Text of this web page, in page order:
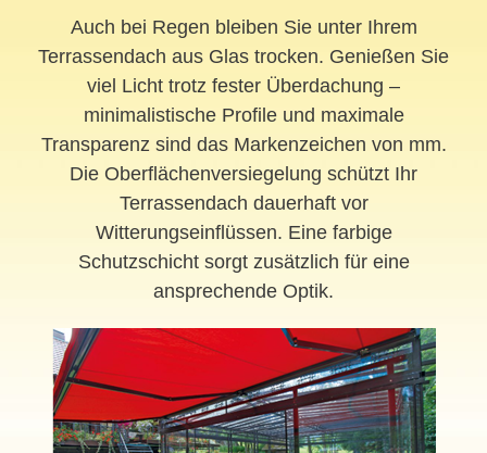
Auch bei Regen bleiben Sie unter Ihrem
Terrassendach aus Glas trocken. Genießen Sie
viel Licht trotz fester Überdachung –
minimalistische Profile und maximale
Transparenz sind das Markenzeichen von mm.
Die Oberflächenversiegelung schützt Ihr
Terrassendach dauerhaft vor
Witterungseinflüssen. Eine farbige
Schutzschicht sorgt zusätzlich für eine
ansprechende Optik.